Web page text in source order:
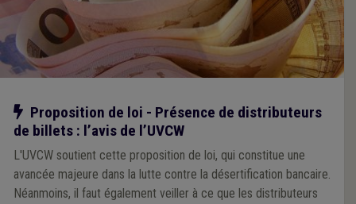
Notre action
Proposition de loi - Présence de distributeurs
de billets : l’avis de l’UVCW
L'UVCW soutient cette proposition de loi, qui constitue une
avancée majeure dans la lutte contre la désertification bancaire.
Néanmoins, il faut également veiller à ce que les distributeurs